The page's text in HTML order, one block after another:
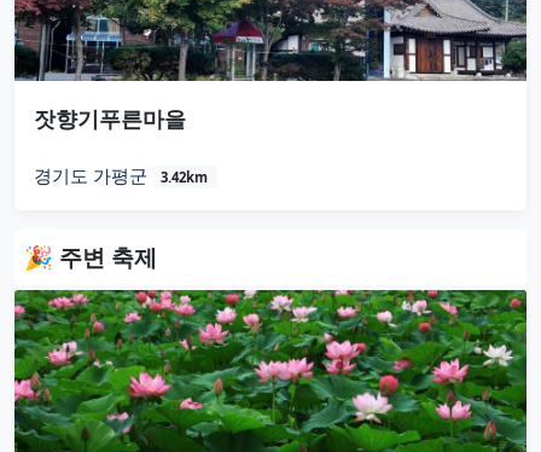
잣향기푸른마을
경기도 가평군 3.42km
🎉 주변 축제